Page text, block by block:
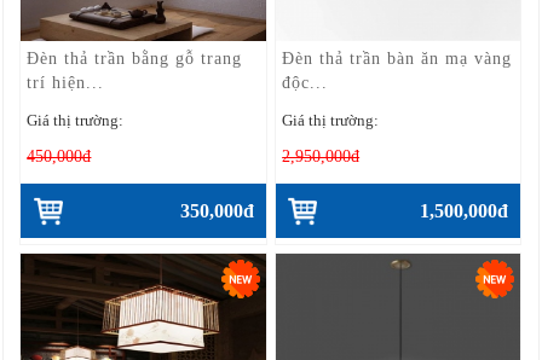
Đèn thả trần bằng gỗ trang
trí hiện...
Giá thị trường:
450,000đ
350,000đ
Đèn thả trần bàn ăn mạ vàng
độc...
Giá thị trường:
2,950,000đ
1,500,000đ